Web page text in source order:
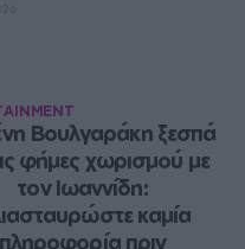
Βουλγαράκη ξεσπά
φήμες χωρισμού με
τον Ιωαννίδη:
καμία
πληροφορία πριν